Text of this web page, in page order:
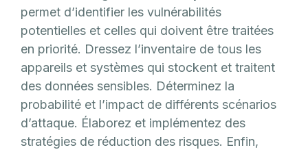
permet d’identifier les vulnérabilités
potentielles et celles qui doivent être traitées
en priorité. Dressez l’inventaire de tous les
appareils et systèmes qui stockent et traitent
des données sensibles. Déterminez la
probabilité et l’impact de différents scénarios
d’attaque. Élaborez et implémentez des
stratégies de réduction des risques. Enfin,